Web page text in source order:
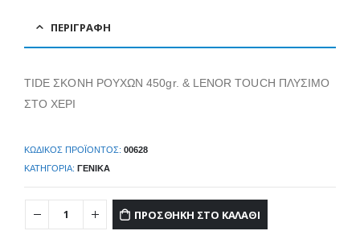
ΠΕΡΙΓΡΑΦΉ
TIDE ΣΚΟΝΗ ΡΟΥΧΩΝ 450gr. & LENOR TOUCH ΠΛΥΣΙΜΟ
ΣΤΟ ΧΕΡΙ
ΚΩΔΙΚΌΣ ΠΡΟΪΌΝΤΟΣ: 00628
ΚΑΤΗΓΟΡΊΑ: ΓΕΝΙΚΆ
ΠΡΟΣΘΉΚΗ ΣΤΟ ΚΑΛΆΘΙ